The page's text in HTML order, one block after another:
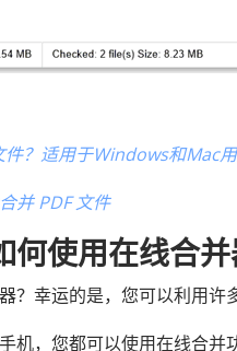
？适用于Windows和Mac用
并 PDF 文件
何使用在线合
？幸运的是，您可以利用许
机，您都可以使用在线合